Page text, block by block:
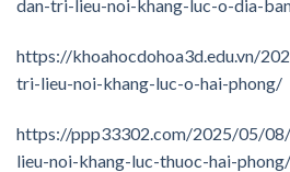
dan-tri-lieu-noi-khang-luc-o-dia-
https://khoahocdohoa3d.edu.vn/
tri-lieu-noi-khang-luc-o-hai-phong/
https://ppp33302.com/2025/05/
lieu-noi-khang-luc-thuoc-hai-phong/